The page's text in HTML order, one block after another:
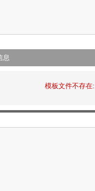
息
模板文件不存